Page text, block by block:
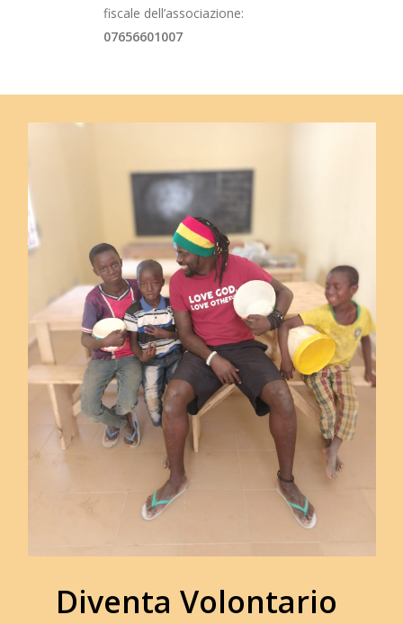
fiscale dell’associazione:
07656601007
Diventa Volontario